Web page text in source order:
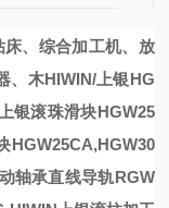
、综合加工机、放
、木HIWIN/上银HG
上银滚珠滑块HGW25
HGW25CA,HGW30
轴承直线导轨RGW